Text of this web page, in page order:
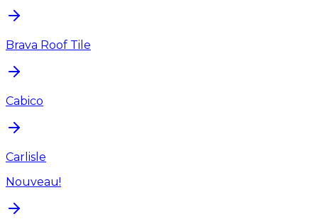
Brava Roof Tile
Cabico
Carlisle
Nouveau!